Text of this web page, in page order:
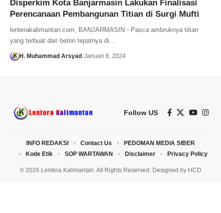
Disperkim Kota Banjarmasin Lakukan Finalisasi
Perencanaan Pembangunan Titian di Surgi Mufti
lenterakalimantan.com, BANJARMASIN - Pasca ambruknya titian
yang terbuat dari beton tepatnya di…
H. Muhammad Arsyad Januari 8, 2024
Follow US
© 2026 Lentera Kalimantan. All Rights Reserved. Designed by HCD
INFO REDAKSI Contact Us
PEDOMAN MEDIA SIBER
Kode Etik
SOP WARTAWAN Disclaimer Privacy Policy